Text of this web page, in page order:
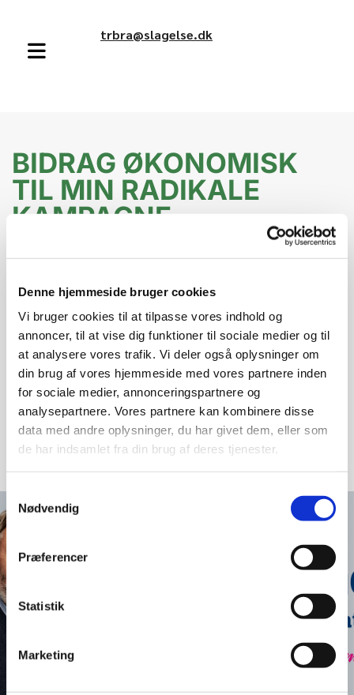
Denne hjemmeside bruger cookies
Vi bruger cookies til at tilpasse vores indhold og
annoncer, til at vise dig funktioner til sociale medier og til
at analysere vores trafik. Vi deler også oplysninger om
din brug af vores hjemmeside med vores partnere inden
for sociale medier, annonceringspartnere og
analysepartnere. Vores partnere kan kombinere disse
data med andre oplysninger, du har givet dem, eller som
de har indsamlet fra din brug af deres tjenester.
Samtykkevalg
Nødvendig
Præferencer
Statistik
Marketing
trbra@slagelse.dk
BIDRAG ØKONOMISK
TIL MIN RADIKALE
KAMPAGNE -
Folketingsvalg 24. Marts
2026
Send en donation til min kampagne og
støt mærkesager som
- Uddannelse
- Kultur
- Klimasikring
Alle donationer foregår på mobilepay:
861919
Maks beløb 20.000 kr